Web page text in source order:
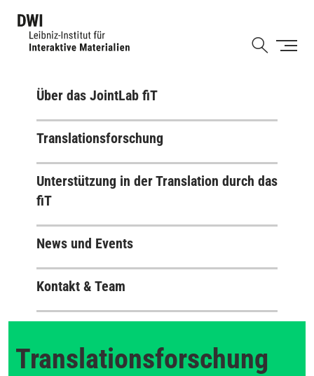
Über das JointLab fiT
Translationsforschung
Unterstützung in der Translation durch das
fiT
News und Events
Kontakt & Team
Translationsforschung